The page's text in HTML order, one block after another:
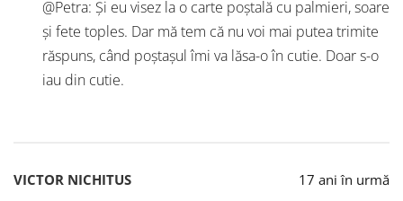
@Petra: Și eu visez la o carte poștală cu palmieri, soare
și fete toples. Dar mă tem că nu voi mai putea trimite
răspuns, când poștașul îmi va lăsa-o în cutie. Doar s-o
iau din cutie.
VICTOR NICHITUS 17 ani în urmă